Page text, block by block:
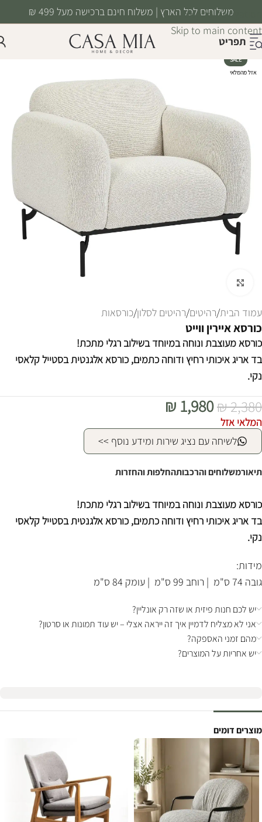
Skip to navigation
Skip to main content
משלוחים לכל הארץ | משלוח חינם ברכישה מעל 499 ₪
תפריט
SALE
אזל מהמלאי
עמוד הבית/רהיטים/רהיטים לסלון/כורסאות
כורסא איירין ווייט
כורסא מעוצבת ונוחה במיוחד בשילוב רגלי מתכת!
בד אריג איכותי רחיץ ודוחה כתמים, כורסא אלגנטית בסטייל קלאסי
נקי.
₪2,380
₪ 1,980
המלאי אזל
לשיחה עם נציג שירות ומידע נוסף >>
תיאורמשלוחים והרכבותהחלפות והחזרות
כורסא מעוצבת ונוחה במיוחד בשילוב רגלי מתכת!
בד אריג איכותי רחיץ ודוחה כתמים, כורסא אלגנטית בסטייל קלאסי
נקי.
מידות:
גובה 74 ס"מ | רוחב 99 ס"מ | עומק 84 ס"מ
יש לכם חנות פיזית או שזה רק אונליין?
אני לא מצליח לדמיין איך זה ייראה אצלי – יש עוד תמונות או סרטון?
מהם זמני האספקה?
יש אחריות על המוצרים?
מוצרים דומים